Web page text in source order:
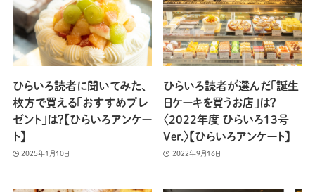
ひらいろ読者に聞いてみた、
枚方で買える「おすすめプレ
ゼント」は？【ひらいろアンケー
ト】
2025年1月10日
ひらいろ読者が選んだ「誕生
日ケーキを買うお店」は？
〈2022年度 ひらいろ13号
Ver.〉【ひらいろアンケート】
2022年9月16日